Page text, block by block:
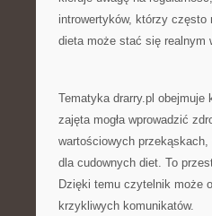
introwertyków, którzy często
dieta może stać się realnym
Tematyka drarry.pl obejmuje
zajęta mogła wprowadzić
wartościowych
dla cudownych diet. To
Dzięki temu czytelnik może
krzykliwych komunikatów.